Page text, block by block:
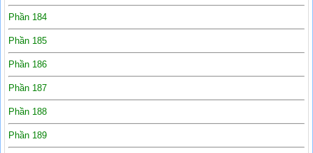
Phần 184
Phần 185
Phần 186
Phần 187
Phần 188
Phần 189